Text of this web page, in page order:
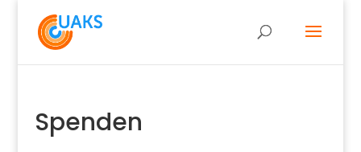
Spenden